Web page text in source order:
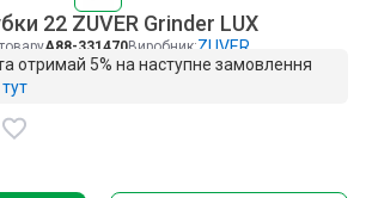
22 ZUVER Grinder LUX
A88-331470Виробник:ZUVER
отримай 5% на наступне замовлення